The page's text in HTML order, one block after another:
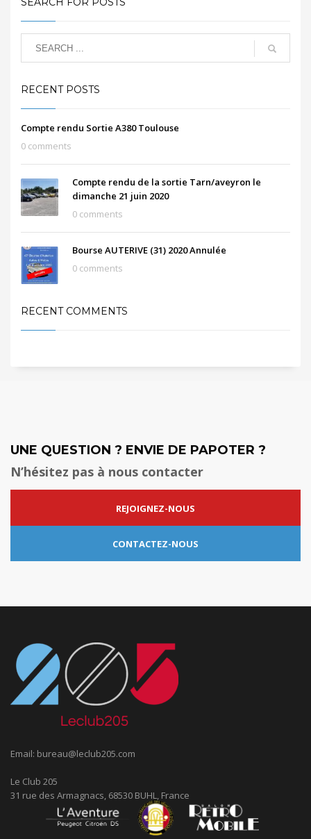
RECENT POSTS
Compte rendu Sortie A380 Toulouse
0 comments
Compte rendu de la sortie Tarn/aveyron le
dimanche 21 juin 2020
0 comments
Bourse AUTERIVE (31) 2020 Annulée
0 comments
RECENT COMMENTS
UNE QUESTION ? ENVIE DE PAPOTER ?
N’hésitez pas à nous contacter
REJOIGNEZ-NOUS
CONTACTEZ-NOUS
Email: bureau@leclub205.com
Le Club 205
31 rue des Armagnacs, 68530 BUHL, France